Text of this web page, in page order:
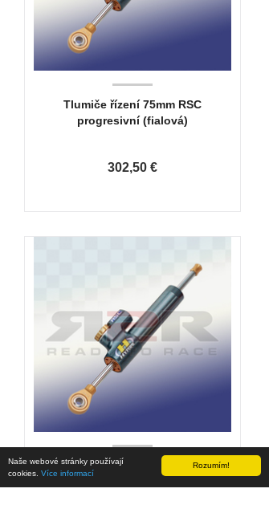
Rozumím!
Naše webové stránky používají
cookies. Více informací
Tlumiče řízení 75mm RSC
progresivní (fialová)
302,50 €
Tlumiče řízení 75mm CSC